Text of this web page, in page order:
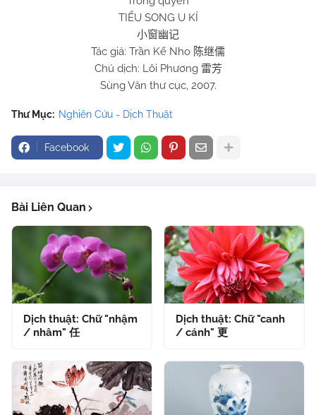
TIỂU SONG U KÍ
小窗幽记
Tác giả: Trần Kế Nho 陈继儒
Chú dịch: Lôi Phương 雷芳
Sùng Văn thư cục, 2007.
Thư Mục: Nghiên Cứu - Dịch Thuật
Facebook
Bài Liên Quan
Dịch thuật: Chữ "nhậm
/ nhâm" 任
Dịch thuật: Chữ "canh
/ cánh" 更